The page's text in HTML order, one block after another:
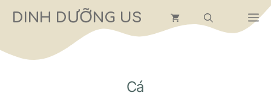
đến
dung
DINH DƯỠNG US
Cá